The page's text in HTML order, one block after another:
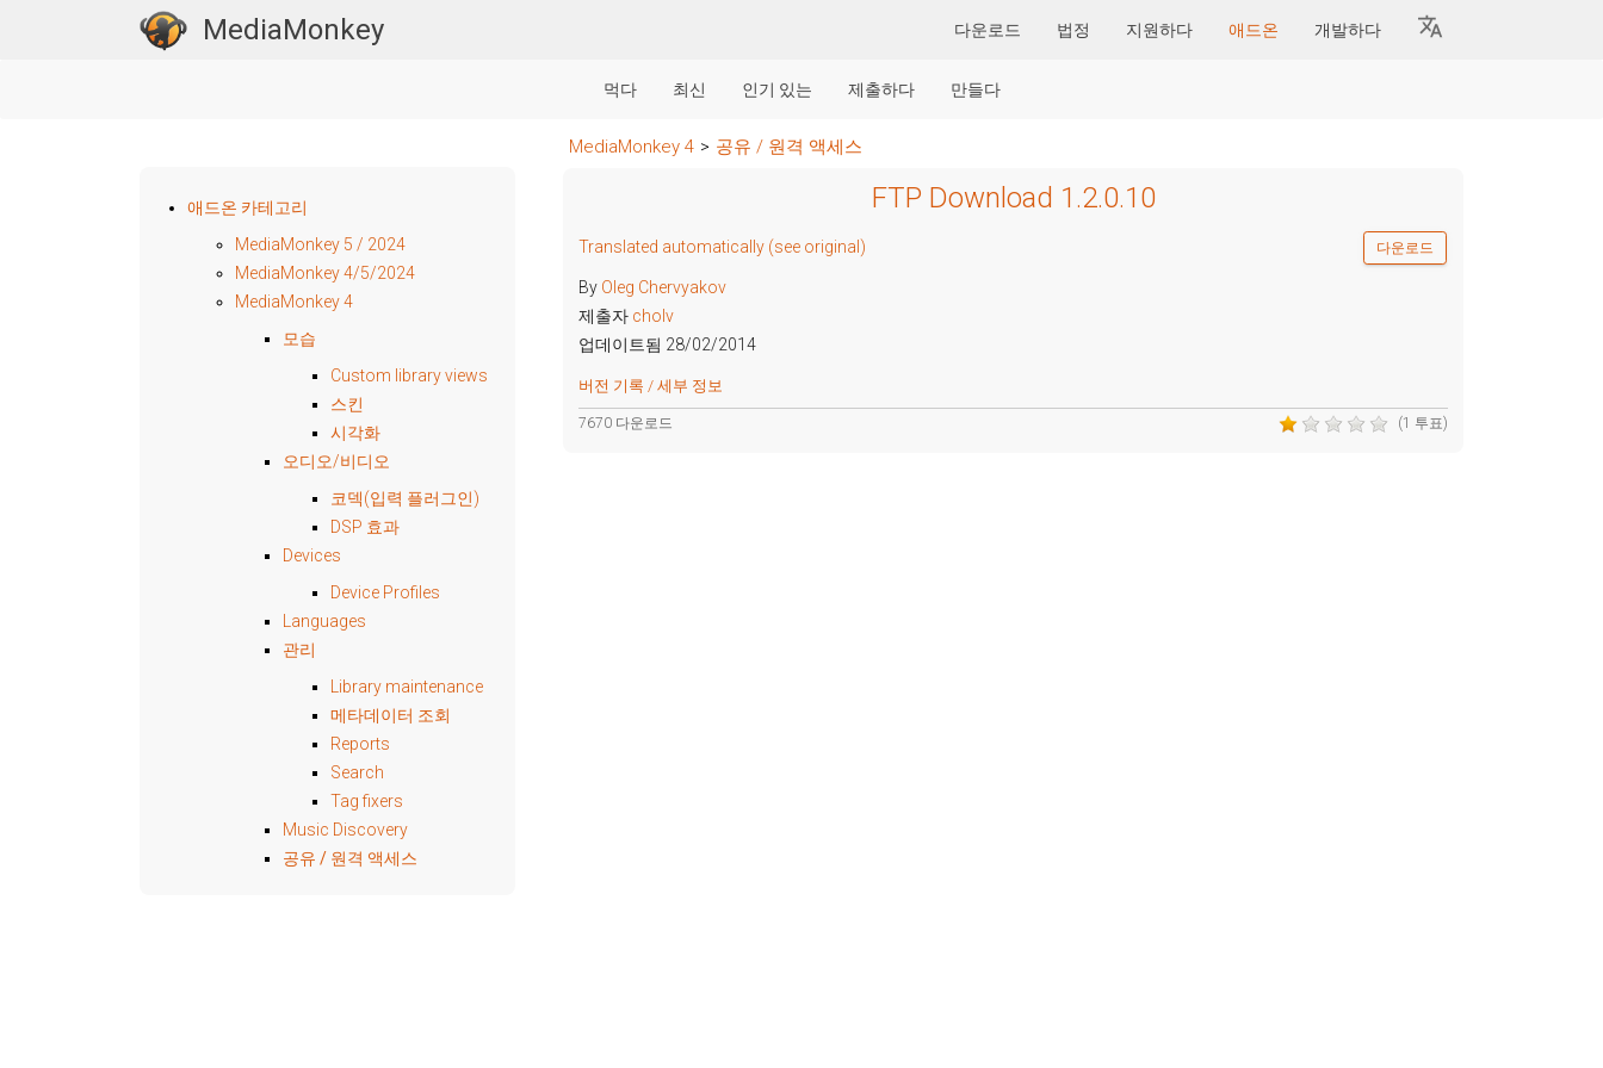
MediaMonkey 다운로드 법정 지원하다 애드온 개발하다
먹다 최신 인기 있는 제출하다 만들다
MediaMonkey 4 > 공유 / 원격 액세스
FTP Download 1.2.0.10
다운로드
Translated automatically (see original)
By Oleg Chervyakov
제출자 cholv
업데이트됨 28/02/2014
버전 기록 / 세부 정보
(1 투표)
7670 다운로드
애드온 카테고리
MediaMonkey 5 / 2024
MediaMonkey 4/5/2024
MediaMonkey 4
모습
Custom library views
스킨
시각화
오디오/비디오
코덱(입력 플러그인)
DSP 효과
Devices
Device Profiles
Languages
관리
Library maintenance
메타데이터 조회
Reports
Search
Tag fixers
Music Discovery
공유 / 원격 액세스